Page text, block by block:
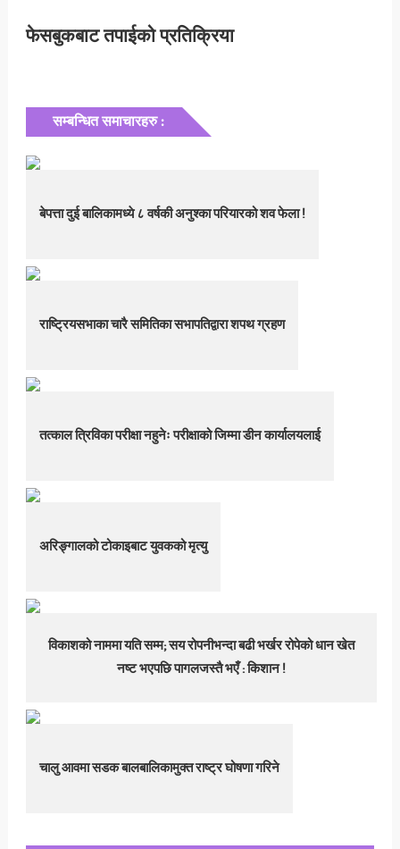
फेसबुकबाट तपाईको प्रतिक्रिया
सम्बन्धित समाचारहरु :
बेपत्ता दुई बालिकामध्ये ८ वर्षकी अनुश्का परियारको शव फेला !
राष्ट्रियसभाका चारै समितिका सभापतिद्वारा शपथ ग्रहण
तत्काल त्रिविका परीक्षा नहुनेः परीक्षाको जिम्मा डीन कार्यालयलाई
अरिङ्गालको टोकाइबाट युवकको मृत्यु
विकाशको नाममा यति सम्म; सय रोपनीभन्दा बढी भर्खर रोपेको धान खेत
नष्ट भएपछि पागलजस्तै भएँ : किशान !
चालु आवमा सडक बालबालिकामुक्त राष्ट्र घोषणा गरिने